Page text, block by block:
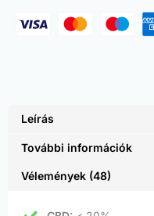
Leírás
További információk
Vélemények (48)